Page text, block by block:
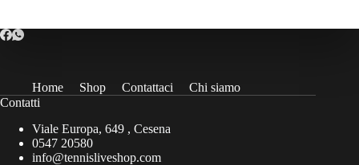
Home Shop Contattaci
Chi siamo
Contatti
Viale Europa, 649 , Cesena
0547 20580
info@tennisliveshop.com